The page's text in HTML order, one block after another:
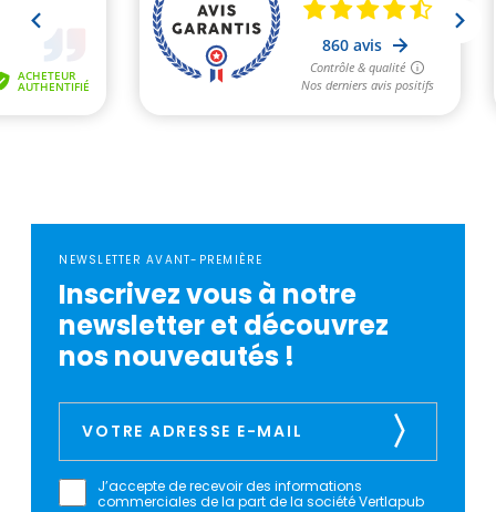
NEWSLETTER AVANT-PREMIÈRE
Inscrivez vous à notre
newsletter et découvrez
nos nouveautés !
J’accepte de recevoir des informations
commerciales de la part de la société Vertlapub